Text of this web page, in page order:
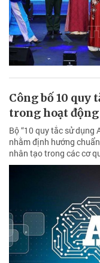
Công bố 10 quy
trong hoạt
Bộ “10 quy tắc sử dụng
nhằm định hướng
nhân tạo trong các cơ